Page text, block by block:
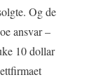
Og de
ansvar –
10 dollar